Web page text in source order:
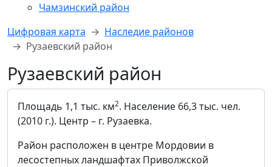
Чамзинский район
Цифровая карта
Наследие районов
Рузаевский район
Рузаевский район
Площадь 1,1 тыс. км2. Население 66,3 тыс. чел.
(2010 г.). Центр – г. Рузаевка.
Район расположен в центре Мордовии в
лесостепных ландшафтах Приволжской